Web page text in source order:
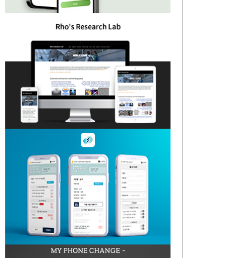
씨티파머 작물키우기 어플리케이션
연구실 반응형 홈페이지